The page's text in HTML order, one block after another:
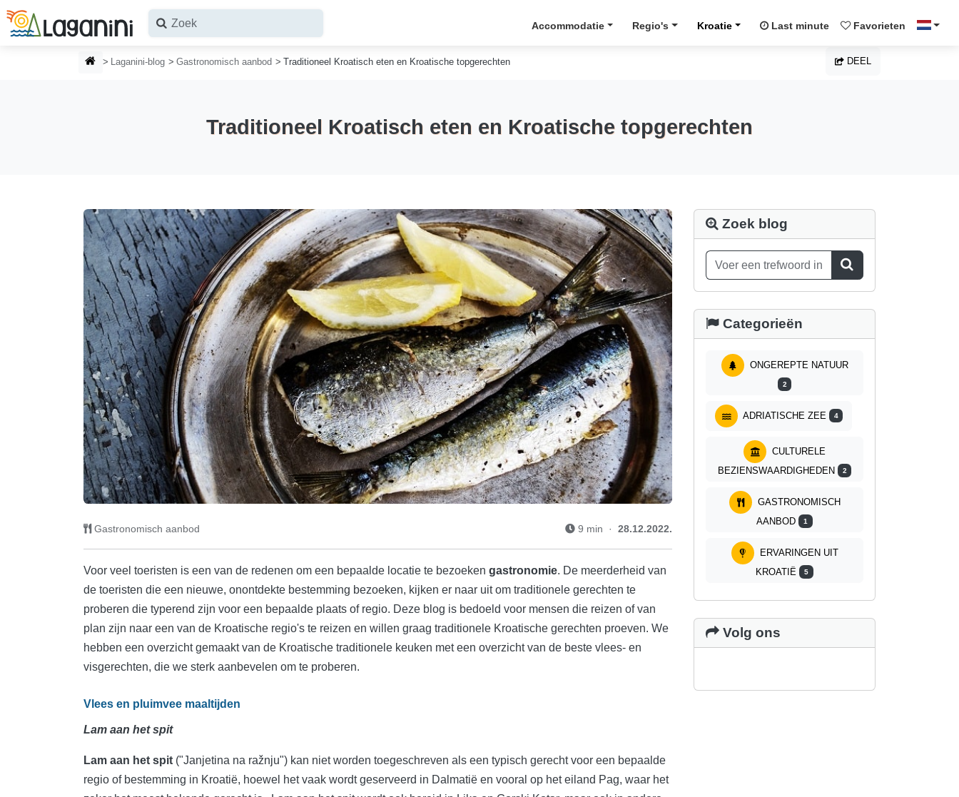
Ga naar hoofdinhoud
Accommodatie Regio's Kroatie Last minute Favorieten
Laganini-blog Gastronomisch aanbod Traditioneel Kroatisch eten en Kroatische topgerechten DEEL
Traditioneel Kroatisch eten en Kroatische topgerechten
Gastronomisch aanbod 9 min · 28.12.2022.
Voor veel toeristen is een van de redenen om een ​​bepaalde locatie te bezoeken gastronomie. De meerderheid van
de toeristen die een nieuwe, onontdekte bestemming bezoeken, kijken er naar uit om traditionele gerechten te
proberen die typerend zijn voor een bepaalde plaats of regio. Deze blog is bedoeld voor mensen die reizen of van
plan zijn naar een van de Kroatische regio's te reizen en willen graag traditionele Kroatische gerechten proeven. We
hebben een overzicht gemaakt van de Kroatische traditionele keuken met een overzicht van de beste vlees- en
visgerechten, die we sterk aanbevelen om te proberen.
Vlees en pluimvee maaltijden
Lam aan het spit
Lam aan het spit ("Janjetina na ražnju") kan niet worden toegeschreven als een typisch gerecht voor een bepaalde
regio of bestemming in Kroatië, hoewel het vaak wordt geserveerd in Dalmatië en vooral op het eiland Pag, waar het
Zoek blog
Categorieën
ONGEREPTE NATUUR
2
ADRIATISCHE ZEE 4
CULTURELE
BEZIENSWAARDIGHEDEN
2
GASTRONOMISCH
AANBOD
1
ERVARINGEN UIT
KROATIË
5
Volg ons